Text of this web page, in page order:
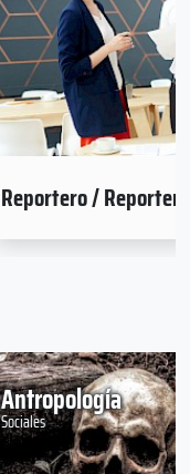
Reportero / Reportera
Antropología
Sociales